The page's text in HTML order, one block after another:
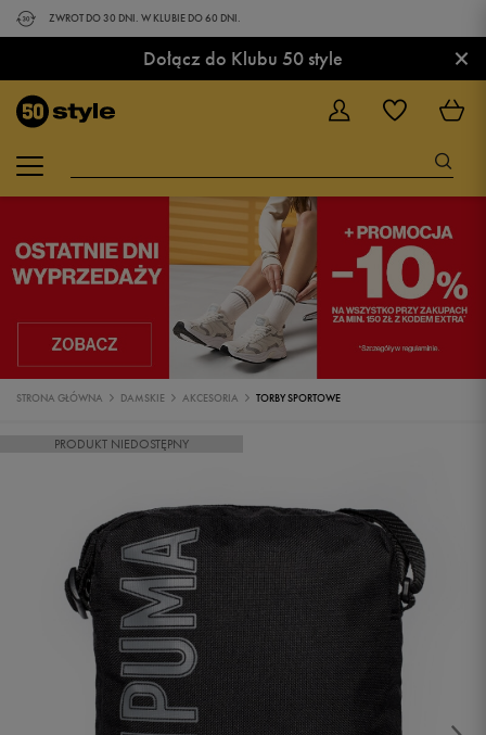
ZWROT DO 30 DNI. W KLUBIE DO 60 DNI.
Dołącz do Klubu 50 style ×
STRONA GŁÓWNA DAMSKIE AKCESORIA TORBY SPORTOWE
PRODUKT NIEDOSTĘPNY